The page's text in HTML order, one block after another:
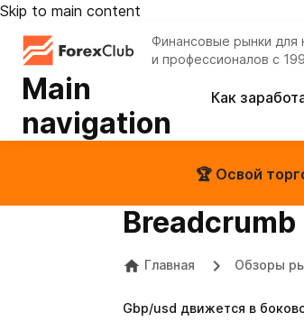
Skip to main content
Финансовые рынки для
и профессионалов с
Main
navigation
Как
🏆 Освой
Breadcrumb
Главная Обзоры
Gbp/usd движется в